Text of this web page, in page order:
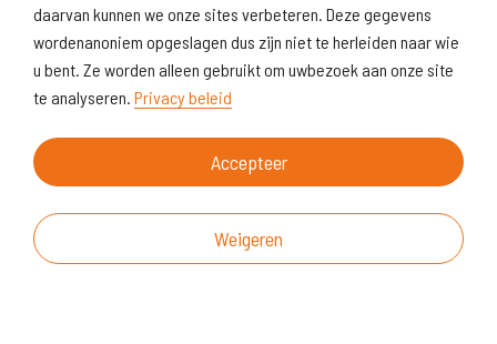
daarvan kunnen we onze sites verbeteren. Deze gegevens
wordenanoniem opgeslagen dus zijn niet te herleiden naar wie
u bent. Ze worden alleen gebruikt om uwbezoek aan onze site
te analyseren. Privacy beleid
Accepteer
Weigeren